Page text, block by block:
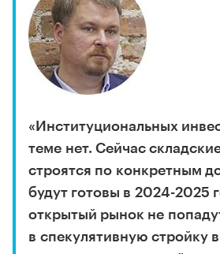
«Институциональных
теме нет. Сейчас
строятся по конкретным
будут готовы в 2024-2025
открытый рынок не
в спекулятивную стройку